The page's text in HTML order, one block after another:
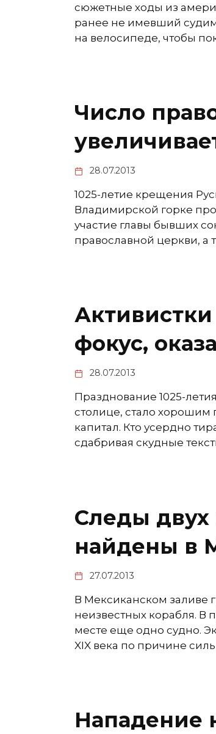
сюжетные ходы из
ранее не имевший
на велосипеде, чтобы
Число
28.07.2013
1025-летие крещения
Владимирской горке
участие главы бывших
православной церкви, а
Активистки
фокус,
28.07.2013
Празднование 1025-
столице, стало хорошим
капитал. Кто усердно
сдабривая скудные
Следы
найдены в
27.07.2013
В Мексиканском заливе
неизвестных корабля. В
месте еще одно судно.
XIX века по причине
Нападение